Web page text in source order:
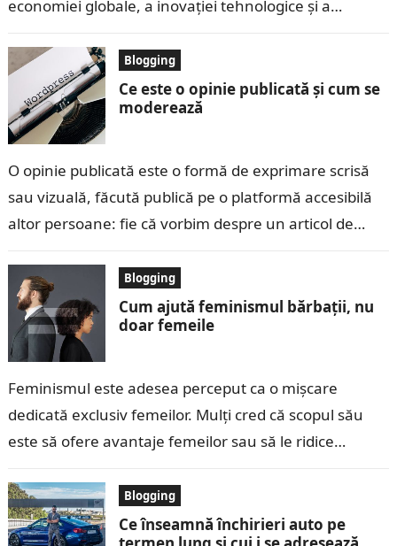
economiei globale, a inovației tehnologice și a
Blogging
Ce este o opinie publicată și cum se
moderează
O opinie publicată este o formă de exprimare scrisă
sau vizuală, făcută publică pe o platformă accesibilă
altor persoane: fie că vorbim despre un articol de
Blogging
Cum ajută feminismul bărbații, nu
doar femeile
Feminismul este adesea perceput ca o mișcare
dedicată exclusiv femeilor. Mulți cred că scopul său
este să ofere avantaje femeilor sau să le ridice
Blogging
Ce înseamnă închirieri auto pe